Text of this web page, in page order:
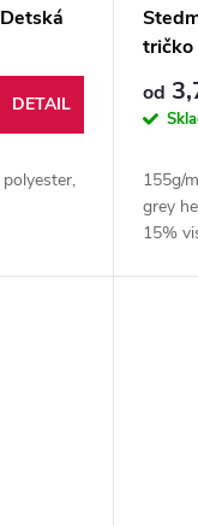
DETAIL
tričko
od
155g/
grey
15%